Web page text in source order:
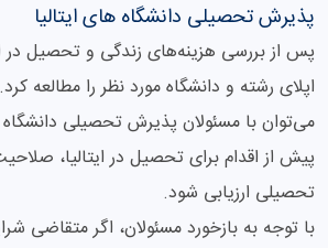
پذیرش تحصیلی دانشگاه های ایتالیا
پس از بررسی هزینه‌های زندگی و تحصیل در
اپلای رشته و دانشگاه مورد نظر را مطالعه
می‌توان با مسئولان پذیرش تحصیلی دانشگاه
پیش از اقدام برای تحصیل در ایتالیا،
تحصیلی ارزیابی شود.
با توجه به بازخورد مسئولان، اگر متقاضی